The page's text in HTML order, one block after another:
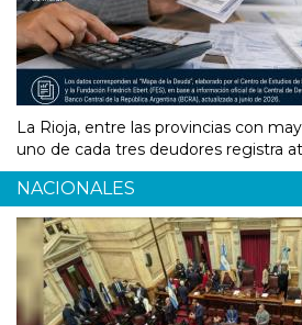
La Rioja, entre las provincias con
uno de cada tres deudores registra
NACIONALES